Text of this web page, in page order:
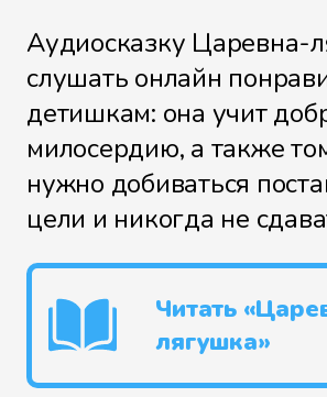
Аудиосказку Царевна-
слушать онлайн
детишкам: она учит
милосердию, а также
нужно добиваться
цели и никогда не
Читать
лягушка»